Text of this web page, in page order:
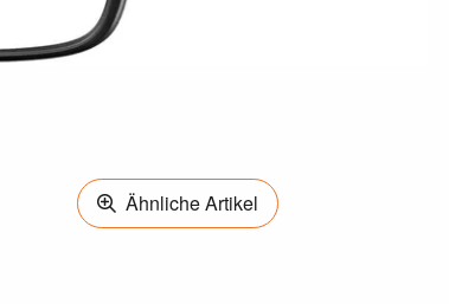
Ähnliche Artikel